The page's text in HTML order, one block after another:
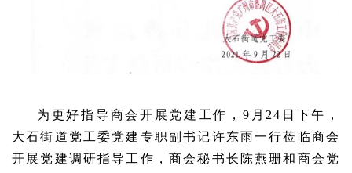
为更好指导商会开展党建工作，9月24日下午，
大石街道党工委党建专职副书记许东雨一行莅临商会
开展党建调研指导工作，商会秘书长陈燕珊和商会党